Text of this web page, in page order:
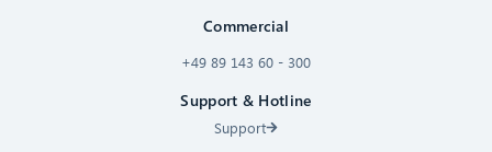
Commercial
+49 89 143 60 - 300
Support & Hotline
Support